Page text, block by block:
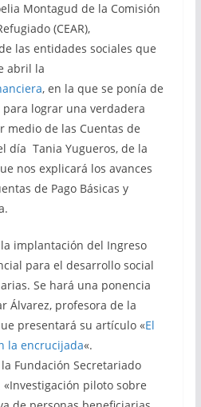
Montagud de la Comisión
(CEAR),
las entidades sociales que
abril la
, en la que se ponía de
lograr una verdadera
medio de las Cuentas de
día Tania Yugueros, de la
nos explicará los avances
de Pago Básicas y
implantación del Ingreso
para el desarrollo social
Se hará una ponencia
Álvarez, profesora de la
presentará su artículo «El
la encrucijada«.
Fundación Secretariado
piloto sobre